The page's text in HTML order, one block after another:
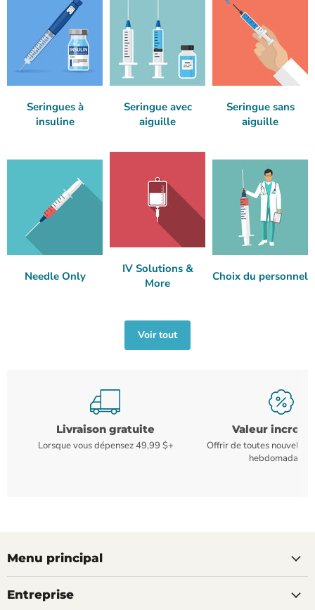
Seringues à
insuline
Seringue avec
aiguille
Seringue sans
aiguille
Needle Only
IV Solutions &
More
Choix du personnel
Voir tout
Livraison gratuite
Lorsque vous dépensez 49,99 $+
Valeur
Offrir de toutes nouvelles
hebdomadaires
Menu principal
Entreprise